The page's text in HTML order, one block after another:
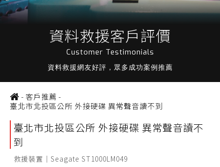
資料救援客戶評價
Customer Testimonials
資料救援網友好評，眾多成功案例推薦
-客戶推薦 -
臺北市北投區公所 外接硬碟 異常聲音讀不到
臺北市北投區公所 外接硬碟 異常聲音讀不
到
救援裝置｜Seagate ST1000LM049